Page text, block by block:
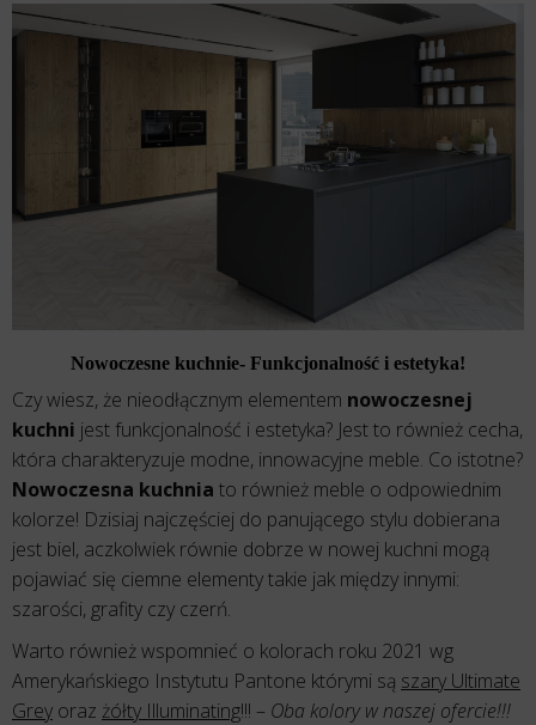
Nowoczesne kuchnie- Funkcjonalność i estetyka!
Czy wiesz, że nieodłącznym elementem nowoczesnej
kuchni jest funkcjonalność i estetyka? Jest to również cecha,
która charakteryzuje modne, innowacyjne meble. Co istotne?
Nowoczesna kuchnia to również meble o odpowiednim
kolorze! Dzisiaj najczęściej do panującego stylu dobierana
jest biel, aczkolwiek równie dobrze w nowej kuchni mogą
pojawiać się ciemne elementy takie jak między innymi:
szarości, grafity czy czerń.
Warto również wspomnieć o kolorach roku 2021 wg
Amerykańskiego Instytutu Pantone którymi są szary Ultimate
Grey oraz żółty Illuminating!!! – Oba kolory w naszej ofercie!!!